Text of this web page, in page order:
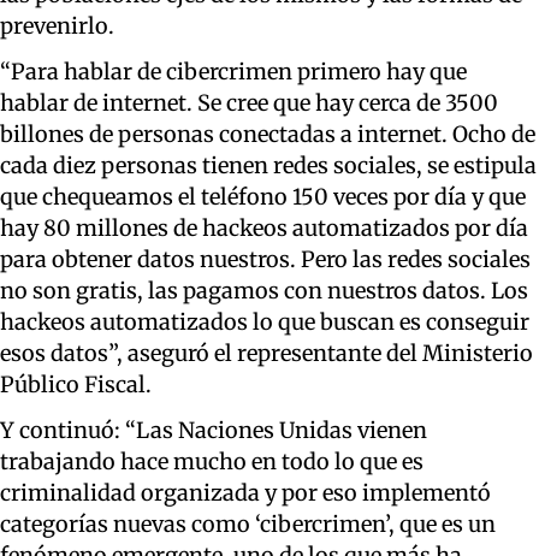
prevenirlo.
“Para hablar de cibercrimen primero hay que
hablar de internet. Se cree que hay cerca de 3500
billones de personas conectadas a internet. Ocho de
cada diez personas tienen redes sociales, se estipula
que chequeamos el teléfono 150 veces por día y que
hay 80 millones de hackeos automatizados por día
para obtener datos nuestros. Pero las redes sociales
no son gratis, las pagamos con nuestros datos. Los
hackeos automatizados lo que buscan es conseguir
esos datos”, aseguró el representante del Ministerio
Público Fiscal.
Y continuó: “Las Naciones Unidas vienen
trabajando hace mucho en todo lo que es
criminalidad organizada y por eso implementó
categorías nuevas como ‘cibercrimen’, que es un